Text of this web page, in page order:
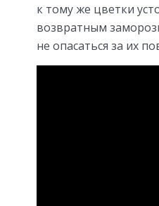
к тому же цветки
возвратным
не опасаться за их